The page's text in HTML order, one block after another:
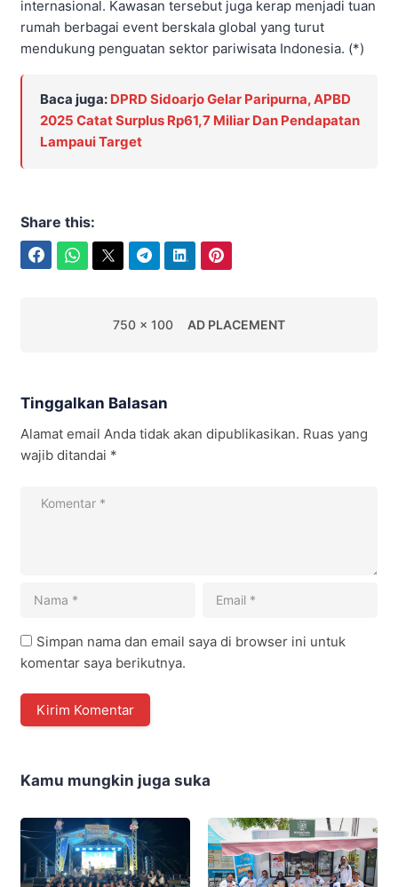
internasional. Kawasan tersebut juga kerap menjadi tuan
rumah berbagai event berskala global yang turut
mendukung penguatan sektor pariwisata Indonesia. (*)
Baca juga: DPRD Sidoarjo Gelar Paripurna, APBD
2025 Catat Surplus Rp61,7 Miliar Dan Pendapatan
Lampaui Target
Share this:
750 x 100 AD PLACEMENT
Tinggalkan Balasan
Alamat email Anda tidak akan dipublikasikan. Ruas yang
wajib ditandai *
Simpan nama dan email saya di browser ini untuk
komentar saya berikutnya.
Kamu mungkin juga suka